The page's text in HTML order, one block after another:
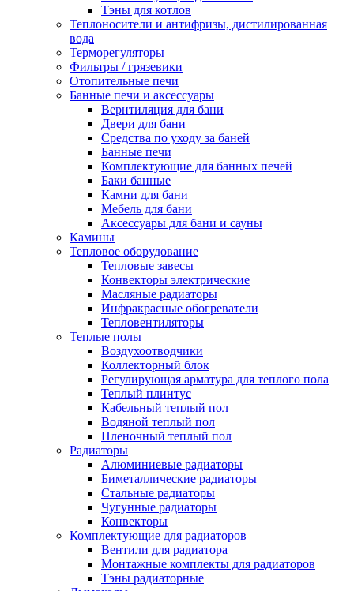
Тэны для котлов
Теплоносители и антифризы, дистилированная
вода
Терморегуляторы
Фильтры / грязевики
Отопительные печи
Банные печи и аксессуары
Вернтиляция для бани
Двери для бани
Средства по уходу за баней
Банные печи
Комплектующие для банных печей
Баки банные
Камни для бани
Мебель для бани
Аксессуары для бани и сауны
Камины
Тепловое оборудование
Тепловые завесы
Конвекторы электрические
Масляные радиаторы
Инфракрасные обогреватели
Тепловентиляторы
Теплые полы
Воздухоотводчики
Коллекторный блок
Регулирующая арматура для теплого пола
Теплый плинтус
Кабельный теплый пол
Водяной теплый пол
Пленочный теплый пол
Радиаторы
Алюминиевые радиаторы
Биметаллические радиаторы
Стальные радиаторы
Чугунные радиаторы
Конвекторы
Комплектующие для радиаторов
Вентили для радиатора
Монтажные комплекты для радиаторов
Тэны радиаторные